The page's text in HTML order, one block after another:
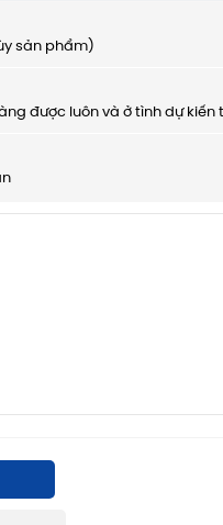
sản phẩm)
được luôn và ở tình dự kiến